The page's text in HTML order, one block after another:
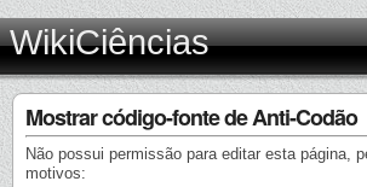
WikiCiências
Mostrar código-fonte de Anti-Codão
Não possui permissão para editar esta página,
motivos: